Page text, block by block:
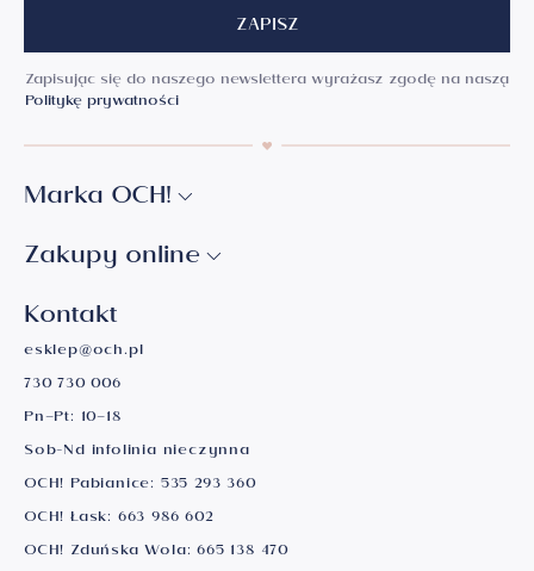
ZAPISZ
Zapisując się do naszego newslettera wyrażasz zgodę na naszą
Politykę prywatności
Marka OCH!
Zakupy online
Kontakt
esklep@och.pl
730 730 006
Pn–Pt: 10–18
Sob-Nd infolinia nieczynna
OCH! Pabianice: 535 293 360
OCH! Łask: 663 986 602
OCH! Zduńska Wola:665 138 470